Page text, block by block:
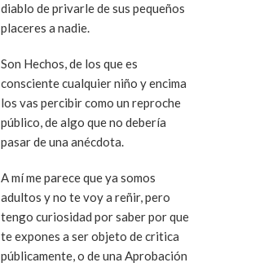
diablo de privarle de sus pequeños
placeres a nadie.
Son Hechos, de los que es
consciente cualquier niño y encima
los vas percibir como un reproche
público, de algo que no debería
pasar de una anécdota.
A mí me parece que ya somos
adultos y no te voy a reñir, pero
tengo curiosidad por saber por que
te expones a ser objeto de critica
públicamente, o de una Aprobación